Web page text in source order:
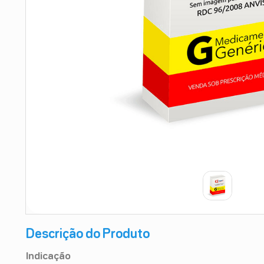
Descrição do Produto
Indicação
teste gravidez